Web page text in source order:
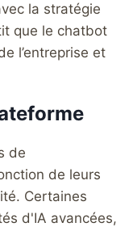
la stratégie
que le chatbot
l’entreprise et
de
de leurs
Certaines
d'IA avancées,